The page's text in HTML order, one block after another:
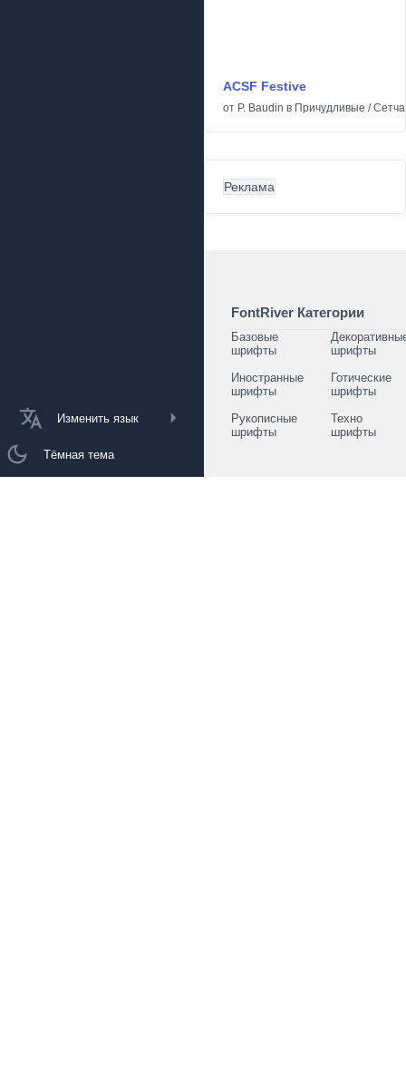
Изменить язык
Тёмная тема
ACSF Festive
от P. Baudin в Причудливые /
Реклама
FontRiver Категории
Базовые
шрифты
шрифты
Иностранные
шрифты
Готические
шрифты
Рукописные
шрифты
Техно
шрифты